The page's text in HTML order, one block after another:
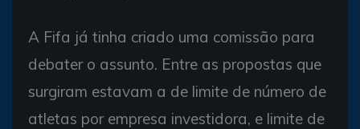
A Fifa já tinha criado uma comissão para
debater o assunto. Entre as propostas que
surgiram estavam a de limite de número de
atletas por empresa investidora, e limite de